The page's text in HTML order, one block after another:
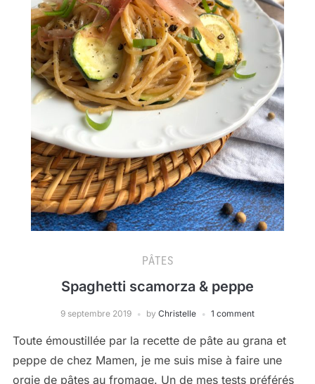
PÂTES
Spaghetti scamorza & peppe
9 septembre 2019 by Christelle 1 comment
Toute émoustillée par la recette de pâte au grana et
peppe de chez Mamen, je me suis mise à faire une
orgie de pâtes au fromage. Un de mes tests préférés